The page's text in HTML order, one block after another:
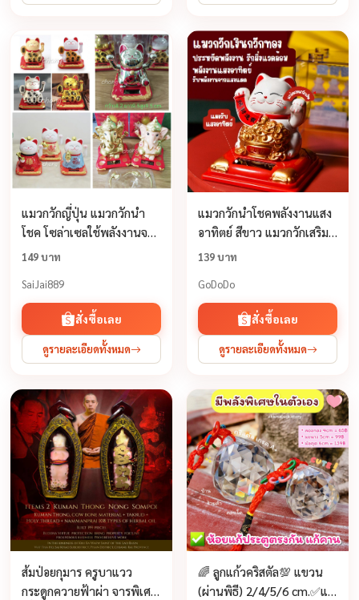
แมวกวักญี่ปุ่น แมวกวักนำ
โชค โซล่าเซลใช้พลังงานจาก
แสงแดด ไม่ต้องใส่ถ่าน
149 บาท
SaiJai889
สั่งซื้อเลย
ดูรายละเอียดทั้งหมด
แมวกวักนำโชคพลังงานแสง
อาทิตย์ สีขาว แมวกวักเสริมฮ
วงจุ้ย ตกแต่งรถ ตกแต่งร้าน
ริมฮวงจุ้ยสุดพิเศษ
139 บาท
GoDoDo
สั่งซื้อเลย
ดูรายละเอียดทั้งหมด
ส้มป่อยกุมาร ครูบาแวว
กระดูกควายฟ้าผ่า จารพิเศษ
🌈 ลูกแก้วคริสตัล💯 แขวน
(ผ่านพิธี) 2/4/5/6 cm.✅แก้